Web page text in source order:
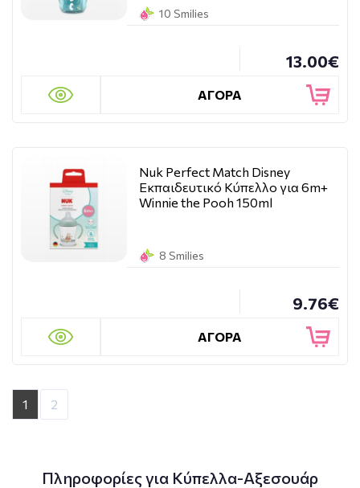
10 Smilies
13.00€
ΑΓΟΡΑ
Nuk Perfect Match Disney
Εκπαιδευτικό Κύπελλο για 6m+
Winnie the Pooh 150ml
8 Smilies
9.76€
ΑΓΟΡΑ
1 2
Πληροφορίες για Κύπελλα-Αξεσουάρ